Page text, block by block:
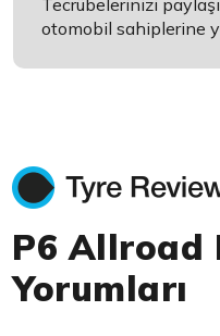
Tecrübelerinizi
otomobil sahiplerine
P6 Allroad
Yorumları